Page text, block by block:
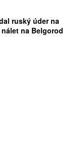
ruský úder na
na Belgorod